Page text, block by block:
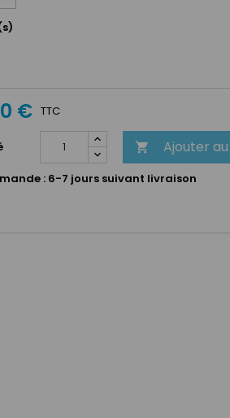
€ TTC
 Ajouter
: 6-7 jours suivant livraison